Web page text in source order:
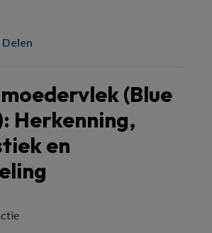
Delen
(Blue
Herkenning,
en